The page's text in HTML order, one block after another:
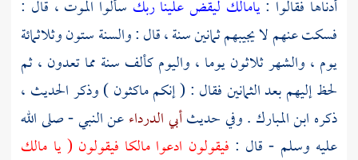
أدناها فقالوا :يامالك ليقض علينا ربك سألوا الموت ، قال :
فسكت عنهم لا يجيبهم ثمانين سنة ، قال : والسنة ستون وثلاثمائة
يوم ، والشهر ثلاثون يوما ، واليوم كألف سنة مما تعدون ، ثم
لحظ إليهم بعد الثمانين فقال : ( إنكم ماكثون ) وذكر الحديث ،
ذكره ابن المبارك . وفي حديثأبي الدرداءعن النبي - صلى الله
عليه وسلم - قال : فيقولون ادعوا مالكا فيقولون ( يا مالك